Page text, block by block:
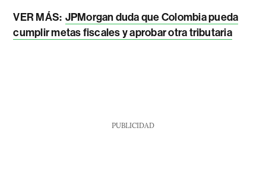
VER MÁS: JPMorgan duda que Colombia pueda
cumplir metas fiscales y aprobar otra tributaria
PUBLICIDAD